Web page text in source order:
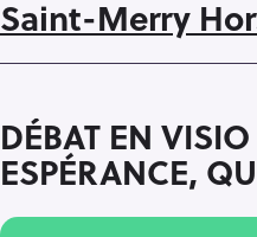
Saint-Merry
DÉBAT EN
ESPÉRANCE,